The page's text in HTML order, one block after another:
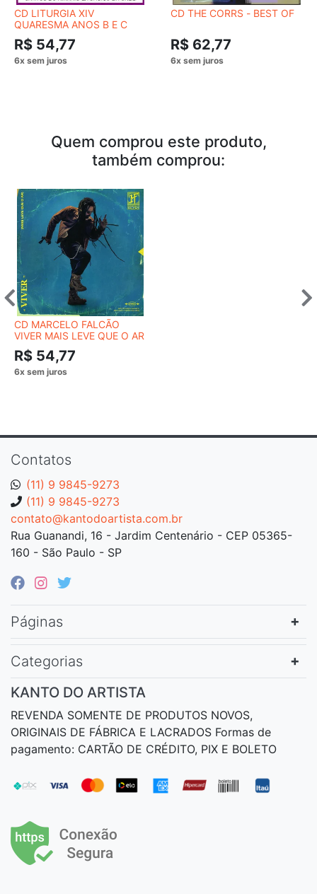
CD LITURGIA XIV
QUARESMA ANOS B E C
R$ 54,77
CD THE CORRS - BEST OF
R$ 62,77
Quem comprou este produto,
também comprou:
CD MARCELO FALCÃO
VIVER MAIS LEVE QUE O AR
R$ 54,77
Contatos
(11) 9 9845-9273
(11) 9 9845-9273
contato@kantodoartista.com.br
Rua Guanandi, 16 - Jardim Centenário - CEP 05365-
160 - São Paulo - SP
Páginas
Categorias
KANTO DO ARTISTA
REVENDA SOMENTE DE PRODUTOS NOVOS,
ORIGINAIS DE FÁBRICA E LACRADOS Formas de
pagamento: CARTÃO DE CRÉDITO, PIX E BOLETO